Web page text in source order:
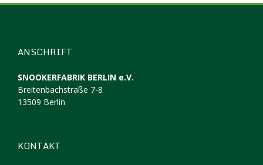
ANSCHRIFT
SNOOKERFABRIK BERLIN e.V.
Breitenbachstraße 7-8
13509 Berlin
KONTAKT